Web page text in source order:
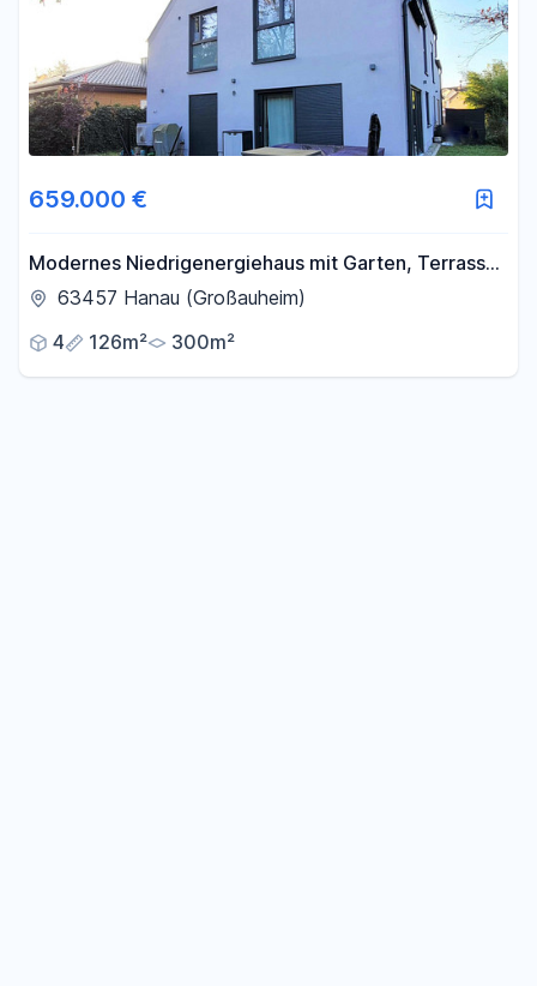
659.000 €
Modernes Niedrigenergiehaus mit Garten, Terrasse
und Doppelcarport inkl. Wallboxen
63457 Hanau (Großauheim)
4
126m² 300m²